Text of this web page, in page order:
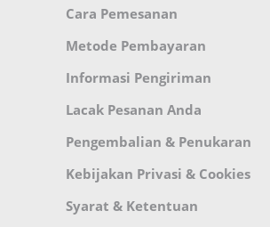
Cara Pemesanan
Metode Pembayaran
Informasi Pengiriman
Lacak Pesanan Anda
Pengembalian & Penukaran
Kebijakan Privasi & Cookies
Syarat & Ketentuan